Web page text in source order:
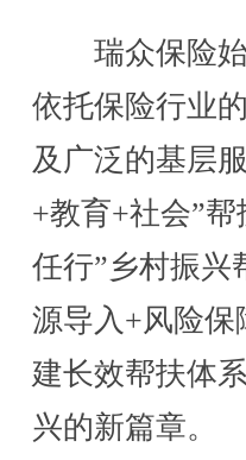
瑞众保险始
依托保险行业
及广泛的基层
+教育+社会”
任行”乡村振兴
源导入+风险保
建长效帮扶体
兴的新篇章。